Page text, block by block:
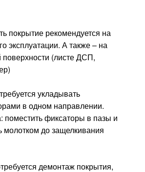
покрытие рекомендуется на
эксплуатации. А также – на
поверхности (листе ДСП,
укладывать
в одном направлении.
поместить фиксаторы в пазы и
молотком до защелкивания
демонтаж покрытия,